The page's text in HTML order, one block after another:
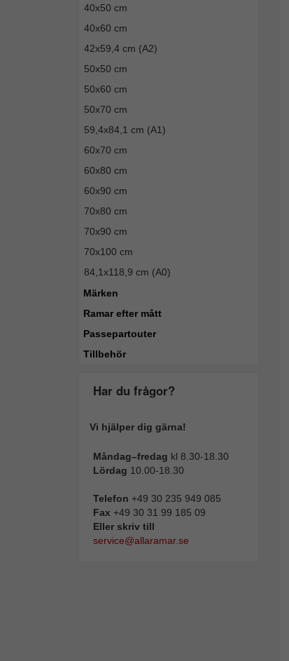
40x50 cm
40x60 cm
42x59,4 cm (A2)
50x50 cm
50x60 cm
50x70 cm
59,4x84,1 cm (A1)
60x70 cm
60x80 cm
60x90 cm
70x80 cm
70x90 cm
70x100 cm
84,1x118,9 cm (A0)
Märken
Ramar efter mått
Passepartouter
Tillbehör
Har du frågor?
Vi hjälper dig gärna!
Måndag–fredag kl 8.30-18.30
Lördag 10.00-18.30
Telefon +49 30 235 949 085
Fax +49 30 31 99 185 09
Eller skriv till
service@allaramar.se